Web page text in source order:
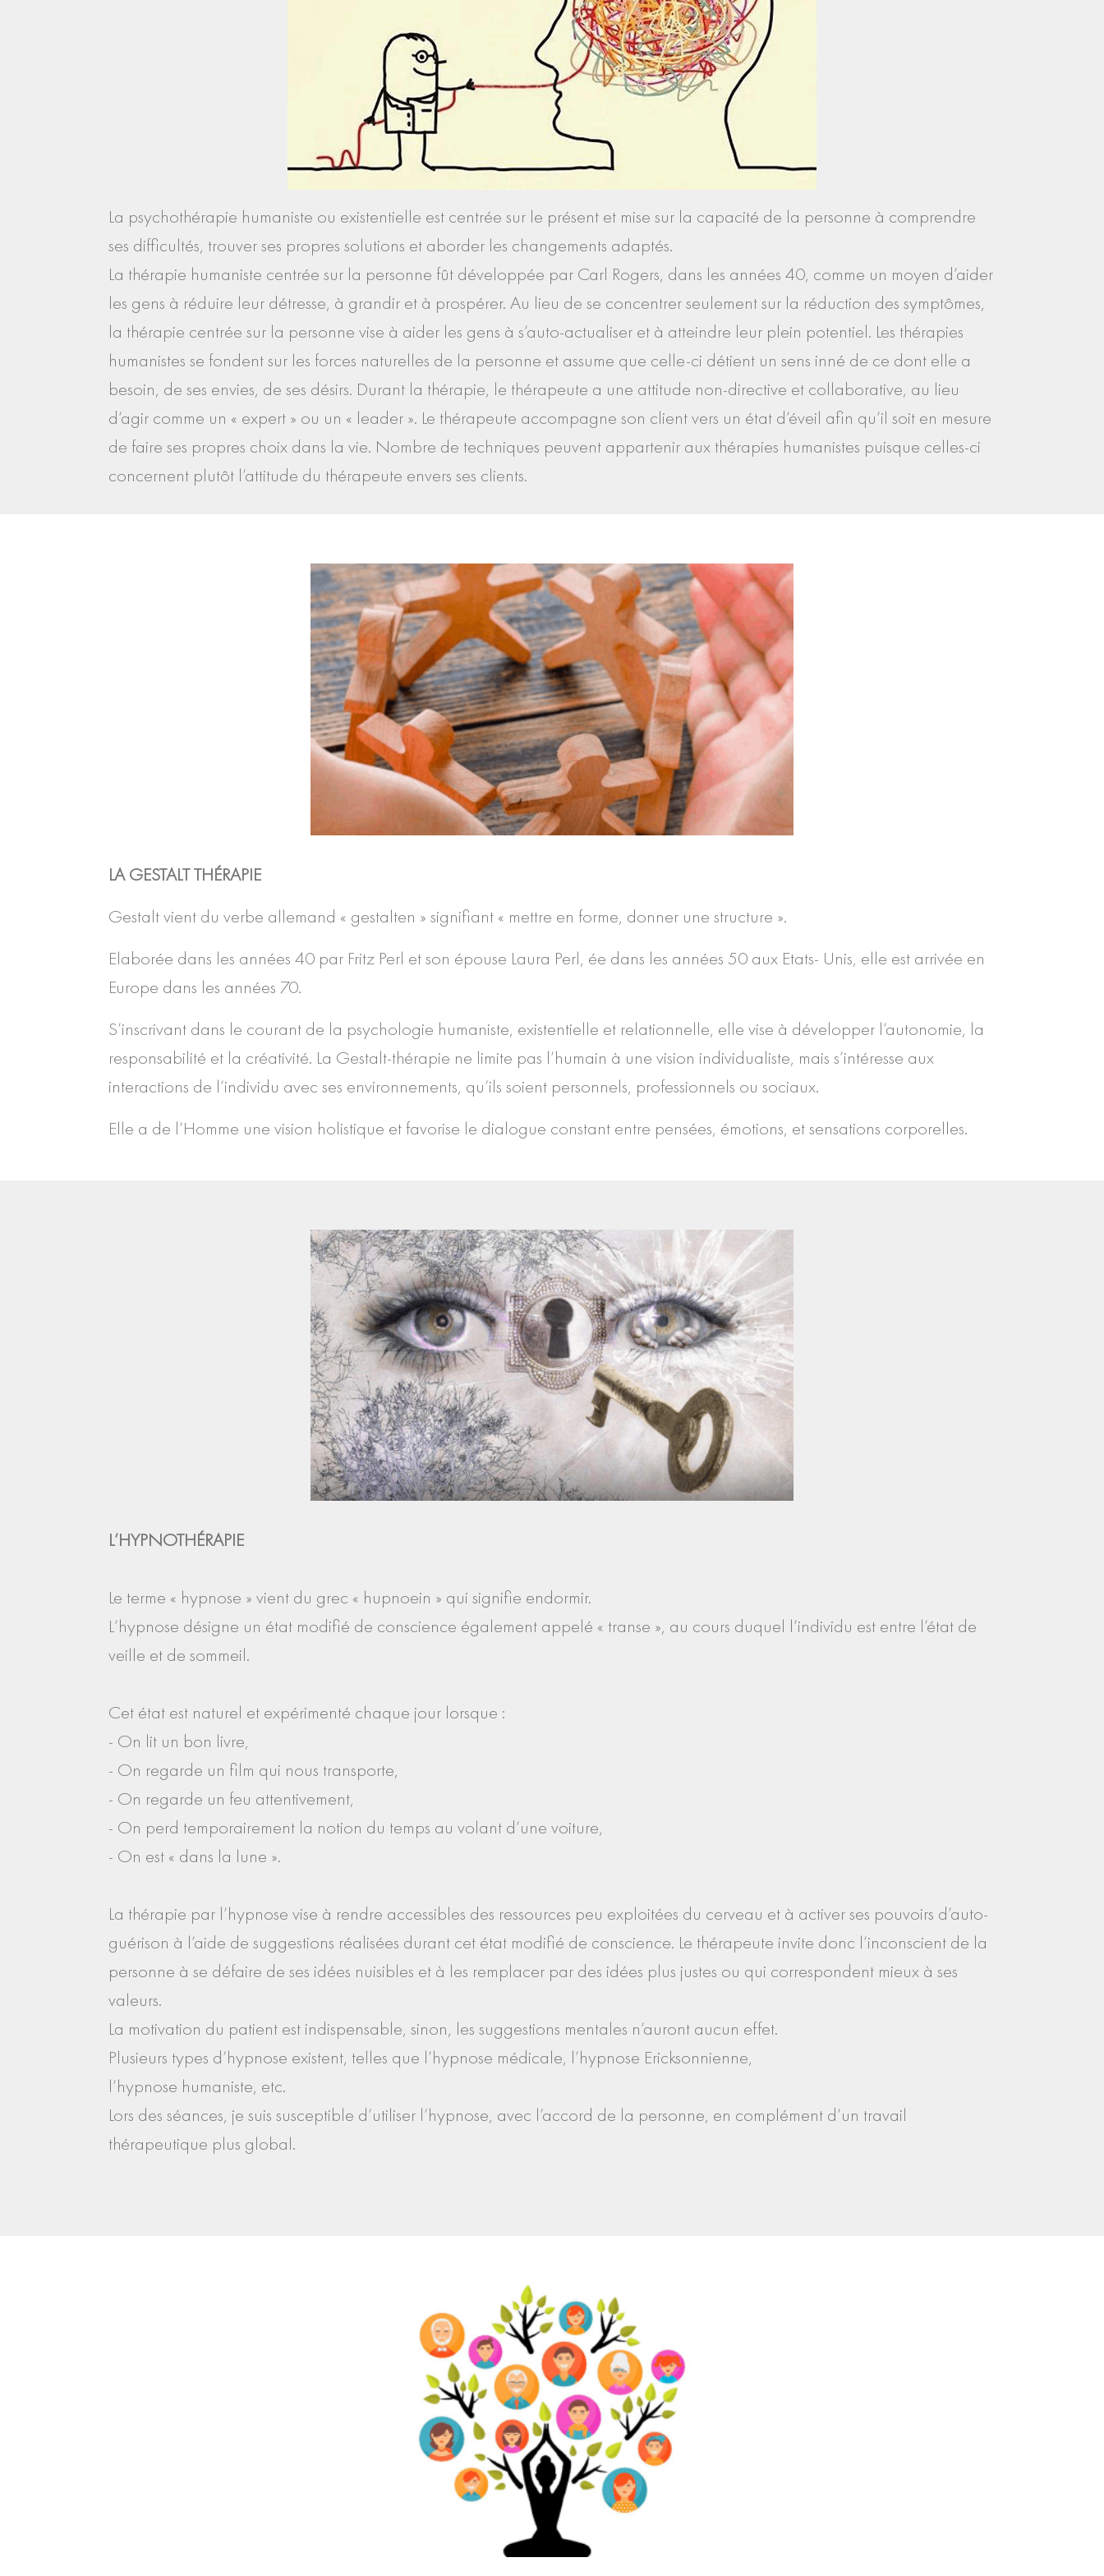
La psychothérapie humaniste ou existentielle est centrée sur le présent et mise sur la capacité de la personne à comprendre
ses difficultés, trouver ses propres solutions et aborder les changements adaptés.
La thérapie humaniste centrée sur la personne fût développée par Carl Rogers, dans les années 40, comme un moyen d’aider
les gens à réduire leur détresse, à grandir et à prospérer. Au lieu de se concentrer seulement sur la réduction des symptômes,
la thérapie centrée sur la personne vise à aider les gens à s’auto-actualiser et à atteindre leur plein potentiel. Les thérapies
humanistes se fondent sur les forces naturelles de la personne et assume que celle-ci détient un sens inné de ce dont elle a
besoin, de ses envies, de ses désirs. Durant la thérapie, le thérapeute a une attitude non-directive et collaborative, au lieu
d’agir comme un « expert » ou un « leader ». Le thérapeute accompagne son client vers un état d’éveil afin qu’il soit en mesure
de faire ses propres choix dans la vie. Nombre de techniques peuvent appartenir aux thérapies humanistes puisque celles-ci
concernent plutôt l’attitude du thérapeute envers ses clients.
LA GESTALT THÉRAPIE
Gestalt vient du verbe allemand « gestalten » signifiant « mettre en forme, donner une structure ».
Elaborée dans les années 40 par Fritz Perl et son épouse Laura Perl, ée dans les années 50 aux Etats- Unis, elle est arrivée en
Europe dans les années 70.
S’inscrivant dans le courant de la psychologie humaniste, existentielle et relationnelle, elle vise à développer l’autonomie, la
responsabilité et la créativité. La Gestalt-thérapie ne limite pas l’humain à une vision individualiste, mais s’intéresse aux
interactions de l’individu avec ses environnements, qu’ils soient personnels, professionnels ou sociaux.
Elle a de l’Homme une vision holistique et favorise le dialogue constant entre pensées, émotions, et sensations corporelles.
L’HYPNOTHÉRAPIE
Le terme « hypnose » vient du grec « hupnoein » qui signifie endormir.
L’hypnose désigne un état modifié de conscience également appelé « transe », au cours duquel l’individu est entre l’état de
veille et de sommeil.
Cet état est naturel et expérimenté chaque jour lorsque :
- On lit un bon livre,
- On regarde un film qui nous transporte,
- On regarde un feu attentivement,
- On perd temporairement la notion du temps au volant d’une voiture,
- On est « dans la lune ».
La thérapie par l’hypnose vise à rendre accessibles des ressources peu exploitées du cerveau et à activer ses pouvoirs d’auto-
guérison à l’aide de suggestions réalisées durant cet état modifié de conscience. Le thérapeute invite donc l’inconscient de la
personne à se défaire de ses idées nuisibles et à les remplacer par des idées plus justes ou qui correspondent mieux à ses
valeurs.
La motivation du patient est indispensable, sinon, les suggestions mentales n’auront aucun effet.
Plusieurs types d’hypnose existent, telles que l’hypnose médicale, l’hypnose Ericksonnienne,
l’hypnose humaniste, etc.
Lors des séances, je suis susceptible d’utiliser l’hypnose, avec l’accord de la personne, en complément d’un travail
thérapeutique plus global.